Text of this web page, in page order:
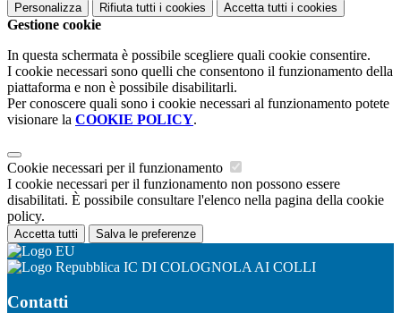
Personalizza Rifiuta tutti i cookies Accetta tutti i cookies
Gestione cookie
In questa schermata è possibile scegliere quali cookie consentire.
I cookie necessari sono quelli che consentono il funzionamento della
piattaforma e non è possibile disabilitarli.
Per conoscere quali sono i cookie necessari al funzionamento potete
visionare la COOKIE POLICY.
Cookie necessari per il funzionamento
I cookie necessari per il funzionamento non possono essere
disabilitati. È possibile consultare l'elenco nella pagina della cookie
policy.
Accetta tutti Salva le preferenze
IC DI COLOGNOLA AI COLLI
Contatti